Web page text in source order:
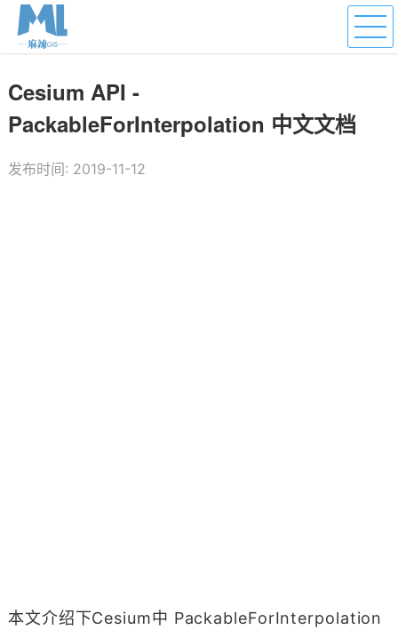
Cesium API -
PackableForInterpolation 中文文档
发布时间: 2019-11-12
本文介绍下Cesium中 PackableForInterpolation